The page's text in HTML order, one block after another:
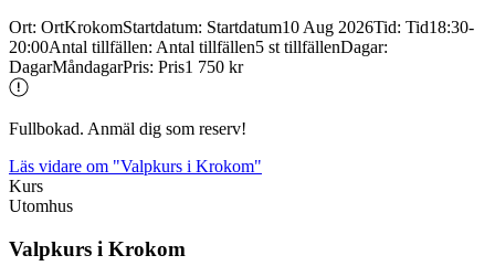
Ort: OrtKrokomStartdatum: Startdatum10 Aug 2026Tid: Tid18:30-
20:00Antal tillfällen: Antal tillfällen5 st tillfällenDagar:
DagarMåndagarPris: Pris1 750 kr
Fullbokad. Anmäl dig som reserv!
Läs vidare om "Valpkurs i Krokom"
Kurs
Utomhus
Valpkurs i Krokom